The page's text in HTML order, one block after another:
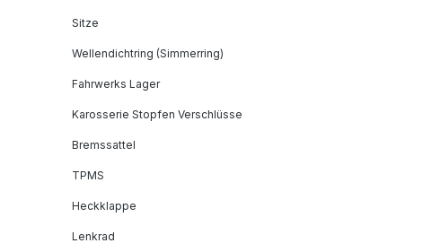
Sitze
Wellendichtring (Simmerring)
Fahrwerks Lager
Karosserie Stopfen Verschlüsse
Bremssattel
TPMS
Heckklappe
Lenkrad